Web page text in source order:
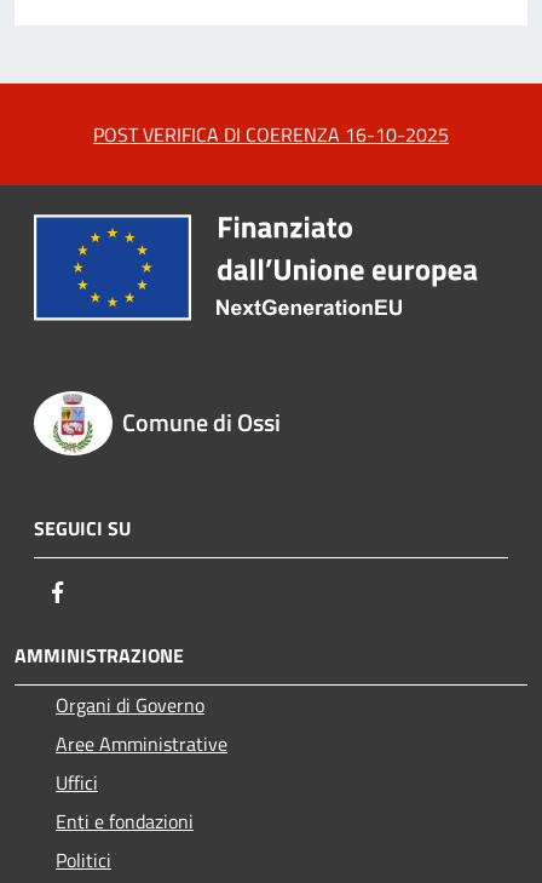
POST VERIFICA DI COERENZA 16-10-2025
Comune di Ossi
SEGUICI SU
AMMINISTRAZIONE
Organi di Governo
Aree Amministrative
Uffici
Enti e fondazioni
Politici